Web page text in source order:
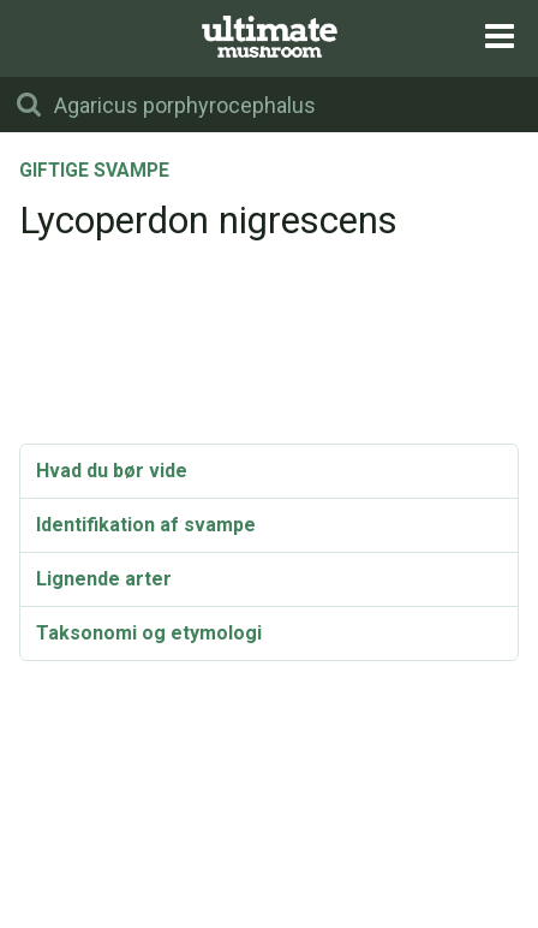
GIFTIGE SVAMPE
Lycoperdon nigrescens
Hvad du bør vide
Identifikation af svampe
Lignende arter
Taksonomi og etymologi